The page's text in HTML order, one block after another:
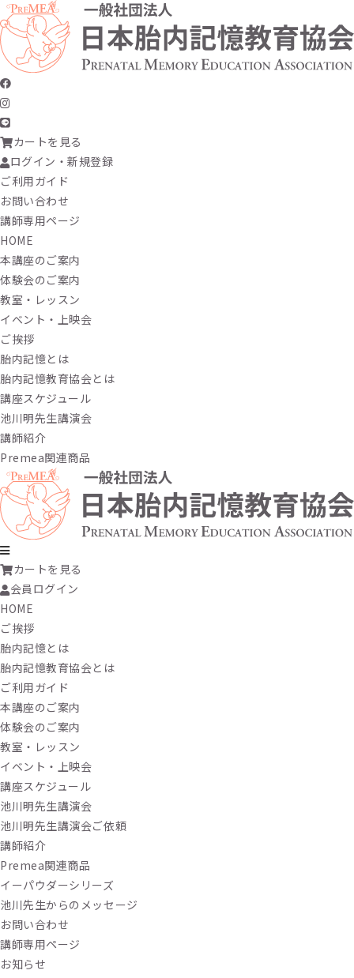
カートを見る
ログイン・新規登録
ご利用ガイド
お問い合わせ
講師専用ページ
HOME
本講座のご案内
体験会のご案内
教室・レッスン
イベント・上映会
ご挨拶
胎内記憶とは
胎内記憶教育協会とは
講座スケジュール
池川明先生講演会
講師紹介
Premea関連商品
カートを見る
会員ログイン
HOME
ご挨拶
胎内記憶とは
胎内記憶教育協会とは
ご利用ガイド
本講座のご案内
体験会のご案内
教室・レッスン
イベント・上映会
講座スケジュール
池川明先生講演会
池川明先生講演会ご依頼
講師紹介
Premea関連商品
イーパウダーシリーズ
池川先生からのメッセージ
お問い合わせ
講師専用ページ
お知らせ